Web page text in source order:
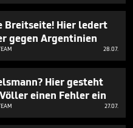
Breitseite! Hier ledert
gegen Argentinien
28.07.
Hier gesteht
einen Fehler ein
27.07.